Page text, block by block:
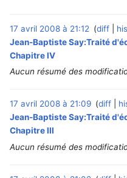
17 avril 2008 à 21:12 diff
Jean-Baptiste Say:Traité
Chapitre IV
Aucun résumé des
17 avril 2008 à 21:09 diff
Jean-Baptiste Say:Traité
Chapitre III
Aucun résumé des